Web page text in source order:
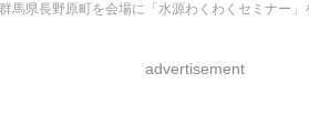
県長野原町を会場に「水源わくわくセミナー
advertisement